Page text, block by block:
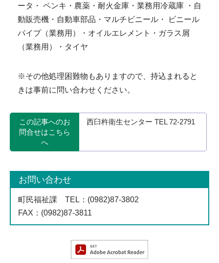
ータ・ ペンキ・農薬・耐火金庫・業務用冷蔵庫 ・自
動販売機・自動車部品・マルチビニール・ ビニール
パイプ（業務用）・オイルエレメント・ガラス屑
（業務用）・タイヤ
※その他処理困難物もありますので、持込まれると
きは事前に問い合わせください。
この記事へのお
問合せはこちら
へ
西臼杵衛生センター TEL 72-2791
お問い合わせ
町民福祉課 TEL ：(0982)87-3802
FAX ：(0982)87-3811